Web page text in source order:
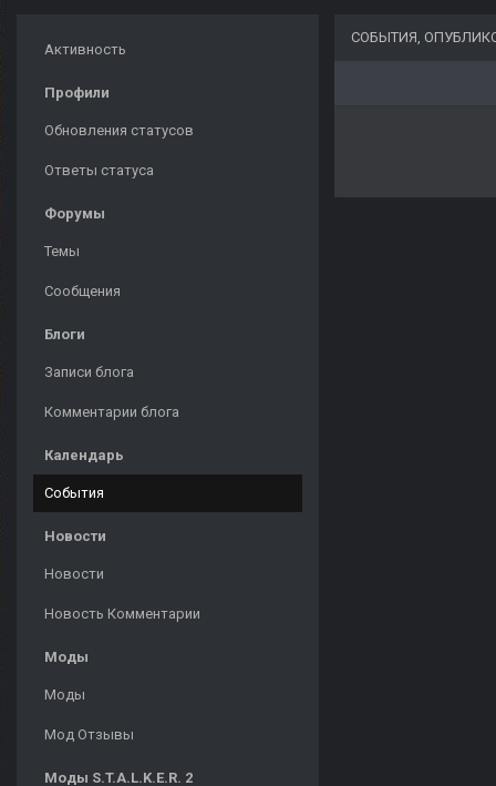
Активность
Профили
Обновления статусов
Ответы статуса
Форумы
Темы
Сообщения
Блоги
Записи блога
Комментарии блога
Календарь
События
Новости
Новости
Новость Комментарии
Моды
Моды
Мод Отзывы
Моды S.T.A.L.K.E.R. 2
СОБЫТИЯ,